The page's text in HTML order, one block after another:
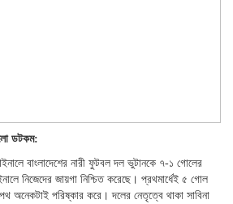
ডটকম:
বাংলাদেশের নারী ফুটবল দল ভুটানকে ৭-১ গোলের
নিজেদের জায়গা নিশ্চিত করেছে। প্রথমার্ধেই ৫ গোল
পথ অনেকটাই পরিষ্কার করে। দলের নেতৃত্বে থাকা সাবিনা